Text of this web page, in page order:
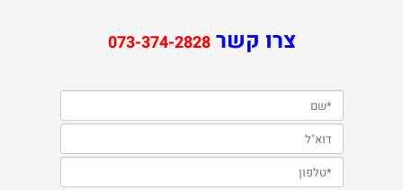
צרו קשר073-374-2828